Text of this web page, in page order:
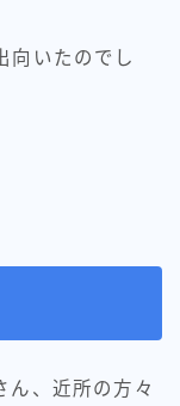
向いたのでし
ん、近所の方々